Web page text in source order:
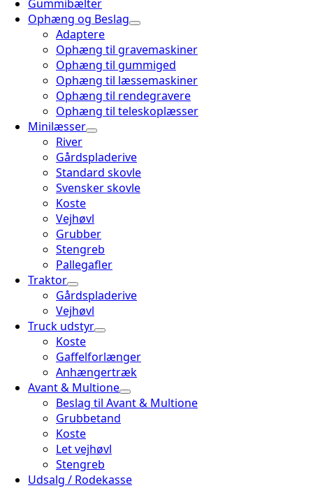
Gummibælter
Ophæng og Beslag
Adaptere
Ophæng til gravemaskiner
Ophæng til gummiged
Ophæng til læssemaskiner
Ophæng til rendegravere
Ophæng til teleskoplæsser
Minilæsser
River
Gårdspladerive
Standard skovle
Svensker skovle
Koste
Vejhøvl
Grubber
Stengreb
Pallegafler
Traktor
Gårdspladerive
Vejhøvl
Truck udstyr
Koste
Gaffelforlænger
Anhængertræk
Avant & Multione
Beslag til Avant & Multione
Grubbetand
Koste
Let vejhøvl
Stengreb
Udsalg / Rodekasse